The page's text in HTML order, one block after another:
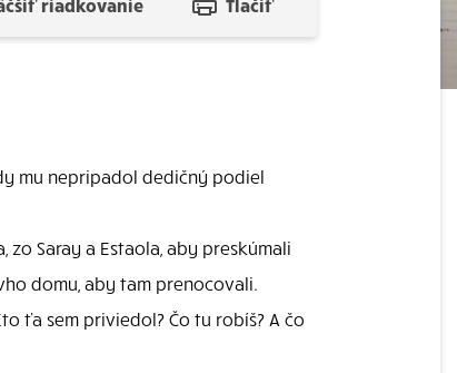
mu nepripadol dedičný podiel
Saray a Estaola, aby preskúmali
domu, aby tam prenocovali.
ťa sem priviedol? Čo tu robíš? A čo